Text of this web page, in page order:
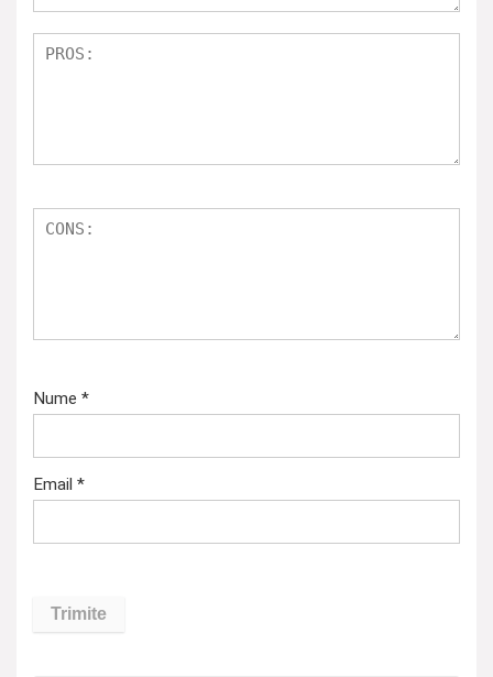
Nume *
Email *